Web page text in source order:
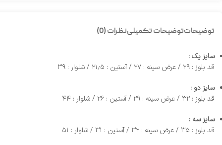
توضیحاتتوضیحات تکمیلینظرات (0)
سایز یک :
قد بلوز : ۲۹ / عرض سینه : ۲۷ / آستین : ۲۱٫۵ / شلوار : ۳۹
سایز دو :
قد بلوز : ۳۲ / عرض سینه : ۲۹ / آستین : ۲۶ / شلوار : ۴۴
سایز سه :
قد بلوز : ۳۵ / عرض سینه : ۳۲ / آستین : ۳۱ / شلوار : ۵۱